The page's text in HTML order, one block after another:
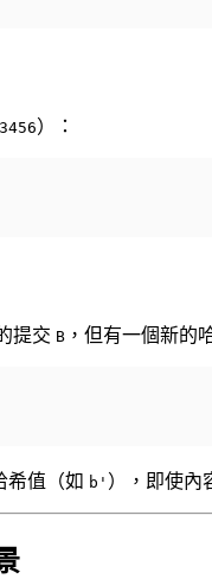
）：
提交 B ，但有一個新的
希值（如 b' ），即使內